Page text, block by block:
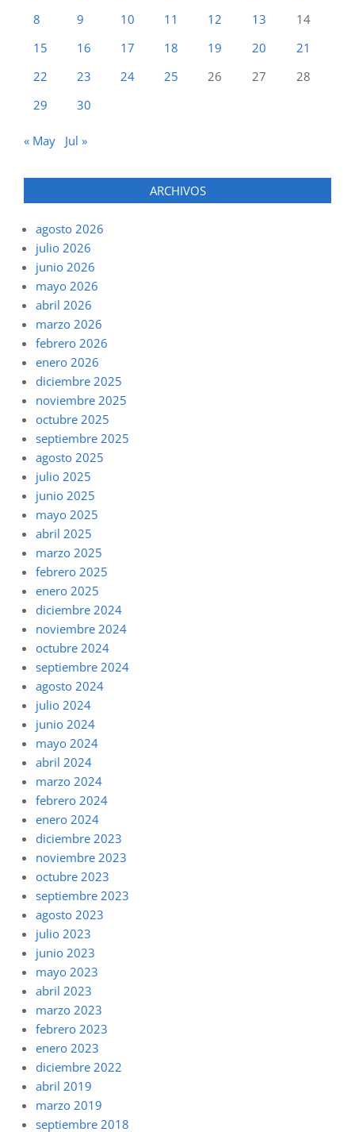
8
9 10 11 12 13
14
15
16 17 18 19 20
21
22
23 24 25 26 27
28
29
30
« May Jul »
ARCHIVOS
agosto 2026
julio 2026
junio 2026
mayo 2026
abril 2026
marzo 2026
febrero 2026
enero 2026
diciembre 2025
noviembre 2025
octubre 2025
septiembre 2025
agosto 2025
julio 2025
junio 2025
mayo 2025
abril 2025
marzo 2025
febrero 2025
enero 2025
diciembre 2024
noviembre 2024
octubre 2024
septiembre 2024
agosto 2024
julio 2024
junio 2024
mayo 2024
abril 2024
marzo 2024
febrero 2024
enero 2024
diciembre 2023
noviembre 2023
octubre 2023
septiembre 2023
agosto 2023
julio 2023
junio 2023
mayo 2023
abril 2023
marzo 2023
febrero 2023
enero 2023
diciembre 2022
abril 2019
marzo 2019
septiembre 2018